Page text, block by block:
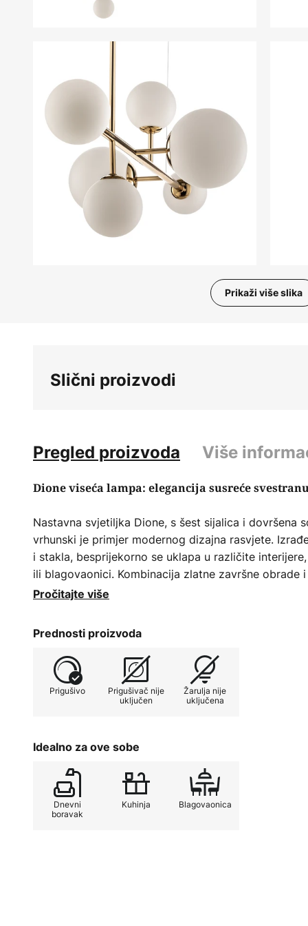
Prikaži više slika
Slični proizvodi
Pregled proizvoda Više
Dione viseća lampa: elegancija susreće
Nastavna svjetiljka Dione, s šest sijalica i dovršena
vrhunski je primjer modernog dizajna rasvjete.
i stakla, besprijekorno se uklapa u različite
ili blagovaonici. Kombinacija zlatne završne obrade
elemenata daje svakoj prostoriji luksuznu, ali
Posebna značajka svjetiljke Dione je mogućnost
pomoću vanjskog prigušivača. To omogućuje
svjetla za stvaranje željene atmosfere, bilo za
Visibrena svjetiljka Dione kombinira funkcionalnost
je istaknutim elementom svakog modernog interijera.
Pročitajte više
Prednosti proizvoda
Prigušivo
Prigušivač nije
uključen
Žarulja nije
uključena
Idealno za ove sobe
Dnevni
boravak
Kuhinja Blagovaonica